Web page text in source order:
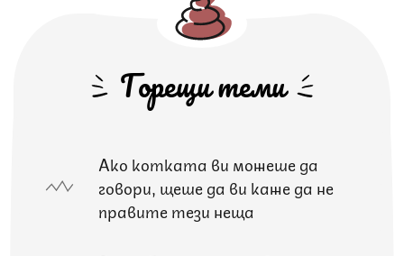
Горещи теми
Ако котката ви можеше да
говори, щеше да ви каже да не
правите тези неща